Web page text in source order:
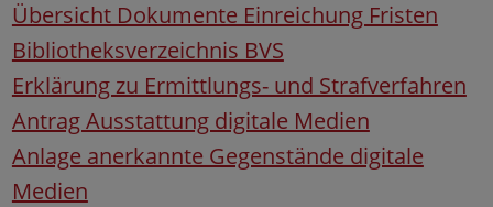
Übersicht Dokumente Einreichung Fristen
Bibliotheksverzeichnis BVS
Erklärung zu Ermittlungs- und Strafverfahren
Antrag Ausstattung digitale Medien
Anlage anerkannte Gegenstände digitale
Medien